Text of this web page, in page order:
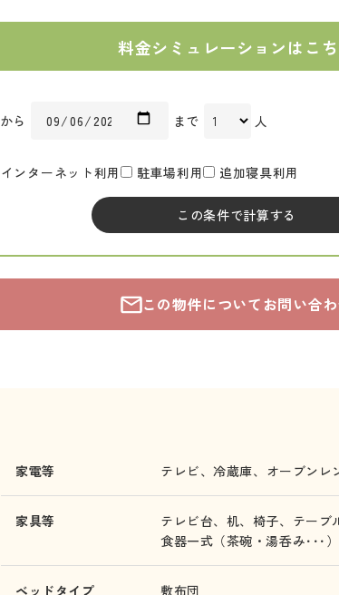
料金シミュレーションはこ
から まで 人
インターネット利用 駐車場利用 追加寝具利用
この条件で計算する
この物件についてお問い合
家電等 テレビ、冷蔵庫、 オーブンレ
家具等 テレビ台、 机、 椅子、 テーブ
食器一式（茶碗・湯呑み･･･）
ベッドタイプ 敷布団